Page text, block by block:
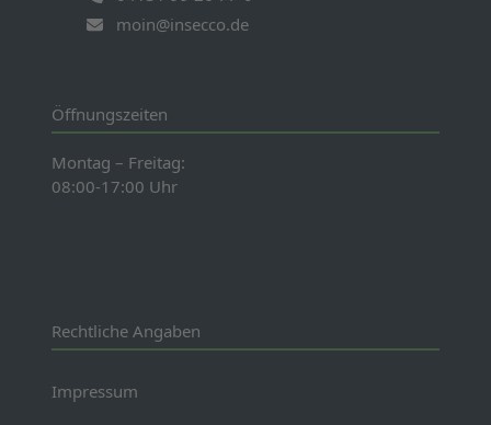
moin@insecco.de
Öffnungszeiten
Montag – Freitag:
08:00-17:00 Uhr
Rechtliche Angaben
Impressum